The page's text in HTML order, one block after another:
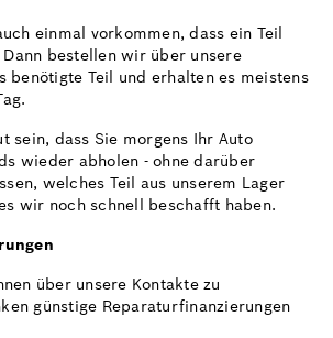
einmal vorkommen, dass ein Teil
bestellen wir über unsere
benötigte Teil und erhalten es meistens
sein, dass Sie morgens Ihr Auto
wieder abholen - ohne darüber
welches Teil aus unserem Lager
wir noch schnell beschafft haben.
über unsere Kontakte zu
günstige Reparaturfinanzierungen